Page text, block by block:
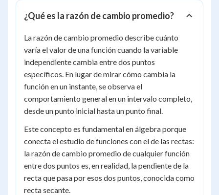
¿Qué es la razón de cambio promedio?
La razón de cambio promedio describe cuánto
varía el valor de una función cuando la variable
independiente cambia entre dos puntos
específicos. En lugar de mirar cómo cambia la
función en un instante, se observa el
comportamiento general en un intervalo completo,
desde un punto inicial hasta un punto final.
Este concepto es fundamental en álgebra porque
conecta el estudio de funciones con el de las rectas:
la razón de cambio promedio de cualquier función
entre dos puntos es, en realidad, la pendiente de la
recta que pasa por esos dos puntos, conocida como
recta secante.